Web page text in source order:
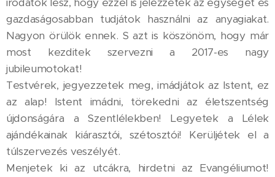
gazdaságosabban tudjátok használni az anyagiakat.
Nagyon örülök ennek. S azt is köszönöm, hogy már
most kezditek szervezni a 2017-es nagy
jubileumotokat!
Testvérek, jegyezzetek meg, imádjátok az Istent, ez
az alap! Istent imádni, törekedni az életszentség
újdonságára a Szentlélekben! Legyetek a Lélek
ajándékainak kiárasztói, szétosztói! Kerüljétek el a
túlszervezés veszélyét.
Menjetek ki az utcákra, hirdetni az Evangéliumot!